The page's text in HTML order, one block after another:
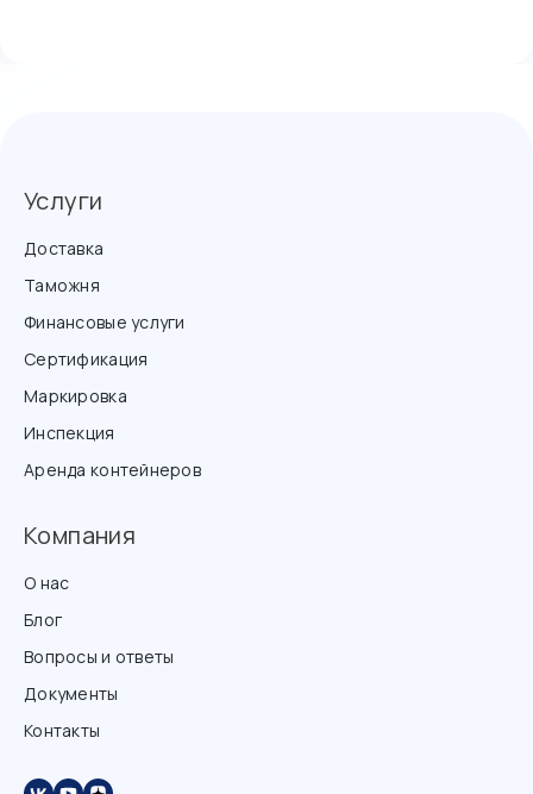
Услуги
Доставка
Таможня
Финансовые услуги
Сертификация
Маркировка
Инспекция
Аренда контейнеров
Компания
О нас
Блог
Вопросы и ответы
Документы
Контакты